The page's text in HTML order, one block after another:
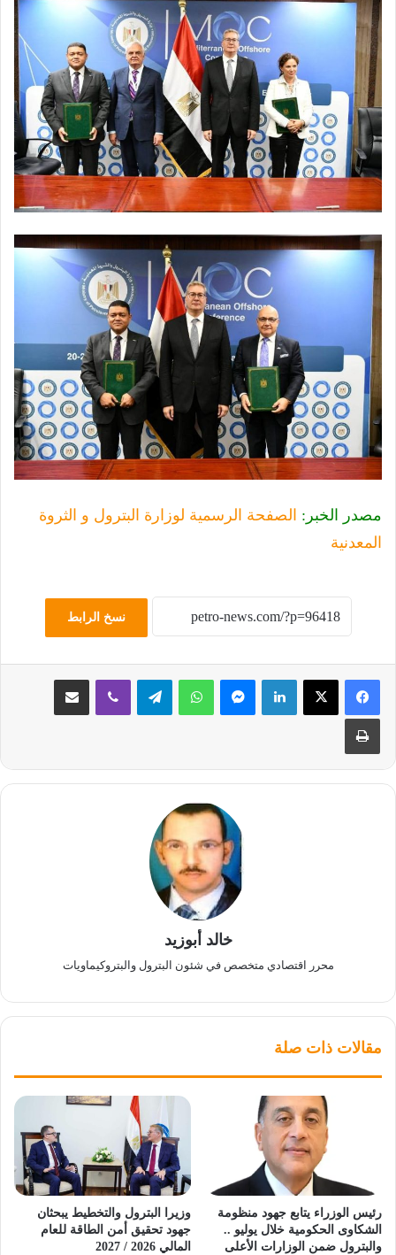
مصدر الخبر: الصفحة الرسمية لوزارة البترول و الثروة
المعدنية
نسخ الرابط
لينكدإن ماسنجر واتساب تيلقرام ڤايبر مشاركة عبر البريد
طباعة
خالد أبوزيد
محرر اقتصادي متخصص في شئون البترول والبتروكيماويات
مقالات ذات صلة
رئيس الوزراء يتابع جهود منظومة
الشكاوى الحكومية خلال يوليو ..
والبترول ضمن الوزارات الأعلى
وزيرا البترول والتخطيط يبحثان
جهود تحقيق أمن الطاقة للعام
المالي 2026 / 2027